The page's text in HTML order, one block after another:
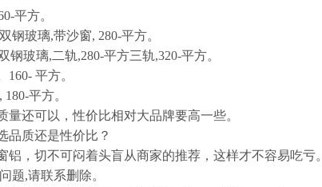
平方。
钢玻璃,带沙窗, 280-平方。
玻璃,二轨,280-平方三轨,320-平方。
平方。
平方。
还可以，性价比相对大品牌要高一些。
品质还是性价比？
，切不可闷着头盲从商家的推荐，这样才不容易吃亏。
题,请联系删除。